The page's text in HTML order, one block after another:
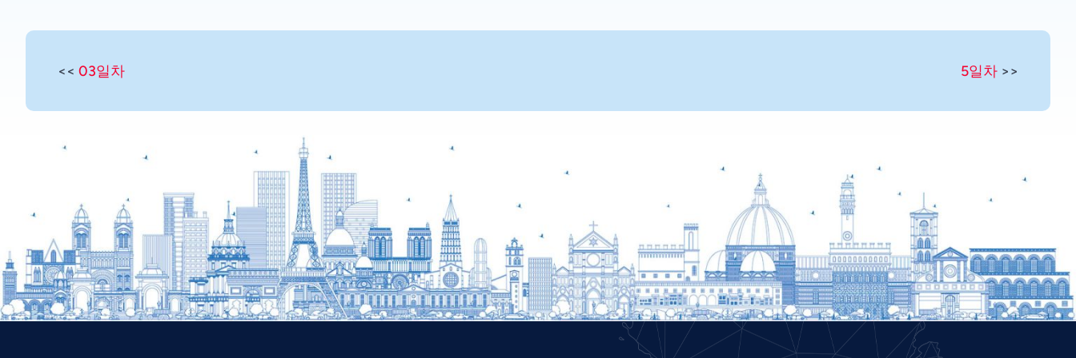
<< 03일차 5일차 >>
Hindi
Indonesian
Italian
Japanese
Kannada
Khmer